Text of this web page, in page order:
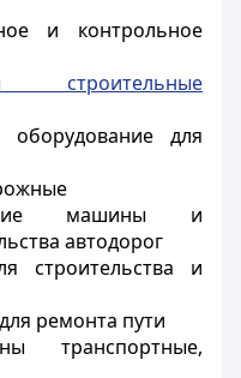
и контрольное
для
машины и
автодорог
строительства и
ремонта пути
транспортные,